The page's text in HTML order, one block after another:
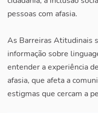
pessoas com afasia.
As Barreiras Atitudinais
informação sobre
entender a experiência
afasia, que afeta a
estigmas que cercam a